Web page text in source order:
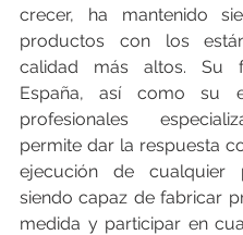
crecer, ha mantenido
productos con los
calidad más altos. Su
España, así como su
profesionales
permite dar la respuesta
ejecución de cualquier
siendo capaz de fabricar
medida y participar en